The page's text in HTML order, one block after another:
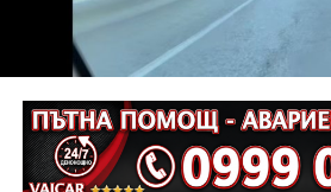
Съдебният акт е окончателен.